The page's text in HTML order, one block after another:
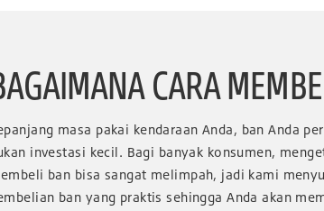
CARA
masa pakai kendaraan Anda, ban Anda
investasi kecil. Bagi banyak konsumen,
ban bisa sangat melimpah, jadi kami
ban yang praktis sehingga Anda akan